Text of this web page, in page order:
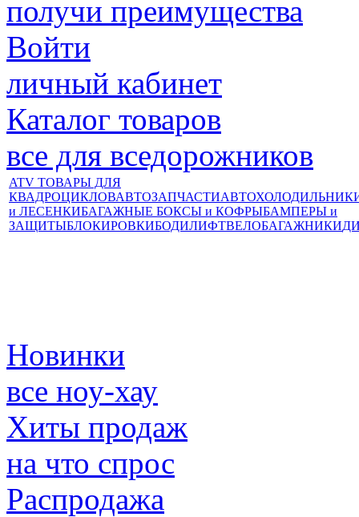
получи преимущества
Войти
личный кабинет
Каталог товаров
все для вседорожников
ATV ТОВАРЫ ДЛЯ
КВАДРОЦИКЛОВАВТОЗАПЧАСТИ
и ЛЕСЕНКИБАГАЖНЫЕ БОКСЫ и КОФРЫБАМПЕРЫ и
ЗАЩИТЫБЛОКИРОВКИБОДИЛИФТВЕЛОБАГАЖНИКИ
Новинки
все ноу-хау
Хиты продаж
на что спрос
Распродажа